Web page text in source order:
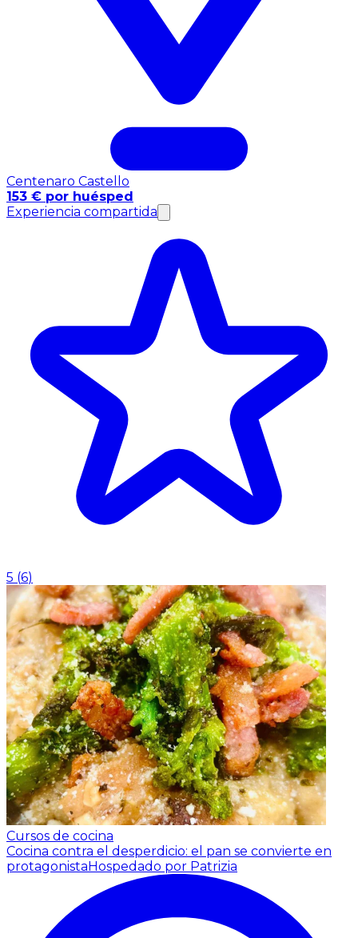
Centenaro Castello
153 € por huésped
Experiencia compartida
5 (6)
Cursos de cocina
Cocina contra el desperdicio: el pan se convierte en
protagonistaHospedado por Patrizia